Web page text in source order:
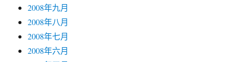
2008年九月
2008年八月
2008年七月
2008年六月